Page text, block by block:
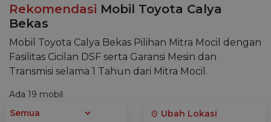
Rekomendasi Mobil Toyota Calya
Bekas
Mobil Toyota Calya Bekas Pilihan Mitra Mocil dengan
Fasilitas Cicilan DSF serta Garansi Mesin dan
Transmisi selama 1 Tahun dari Mitra Mocil.
Ada 19 mobil
location_on Ubah Lokasi